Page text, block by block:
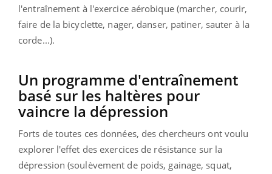
l'entraînement à l'exercice aérobique (marcher, courir,
faire de la bicyclette, nager, danser, patiner, sauter à la
corde...).
Un programme d'entraînement
basé sur les haltères pour
vaincre la dépression
Forts de toutes ces données, des chercheurs ont voulu
explorer l'effet des exercices de résistance sur la
dépression (soulèvement de poids, gainage, squat,